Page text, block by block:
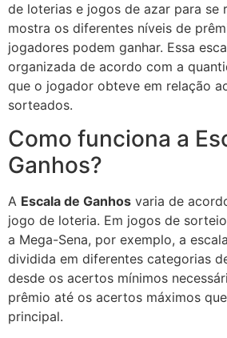
de loterias e jogos de azar para se
mostra os diferentes níveis de
jogadores podem ganhar. Essa
organizada de acordo com a
que o jogador obteve em relação
sorteados.
Como funciona a
Ganhos?
A Escala de Ganhos varia de
jogo de loteria. Em jogos de
a Mega-Sena, por exemplo, a
dividida em diferentes categorias
desde os acertos mínimos
prêmio até os acertos máximos
principal.